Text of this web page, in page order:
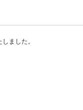
ました。